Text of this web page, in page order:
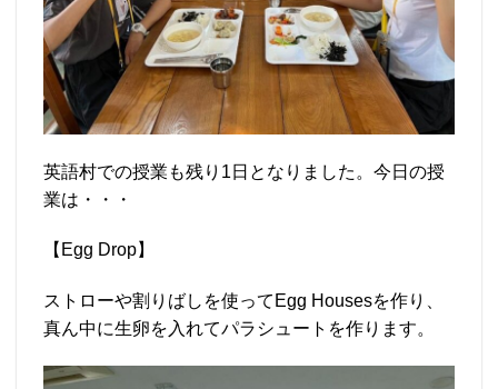
英語村での授業も残り1日となりました。今日の授
業は・・・
【Egg Drop】
ストローや割りばしを使ってEgg Housesを作り、
真ん中に生卵を入れてパラシュートを作ります。